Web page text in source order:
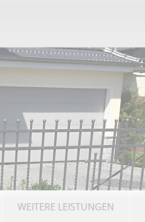
WEITERE LEISTUNGEN